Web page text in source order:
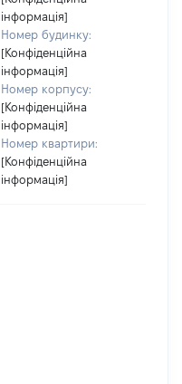
інформація]
Номер будинку:
[Конфіденційна
інформація]
Номер корпусу:
[Конфіденційна
інформація]
Номер квартири:
[Конфіденційна
інформація]